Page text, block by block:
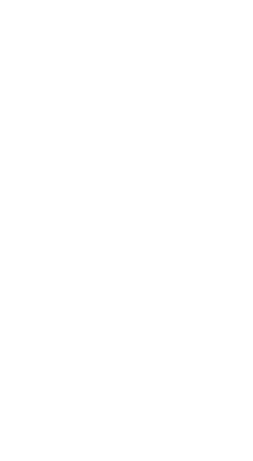
local selecionada
de menu fixo com cinco